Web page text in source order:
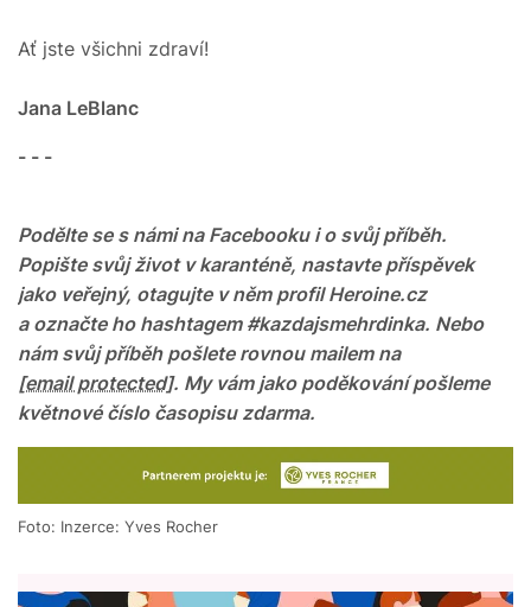
Ať jste všichni zdraví!
Jana LeBlanc
- - -
Podělte se s námi na Facebooku i o svůj příběh.
Popište svůj život v karanténě, nastavte příspěvek
jako veřejný, otagujte v něm profil Heroine.cz
a označte ho hashtagem #kazdajsmehrdinka. Nebo
nám svůj příběh pošlete rovnou mailem na
[email protected]. My vám jako poděkování pošleme
květnové číslo časopisu zdarma.
Foto: Inzerce: Yves Rocher